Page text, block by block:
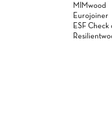
MIMwood
Eurojoiner
ESF